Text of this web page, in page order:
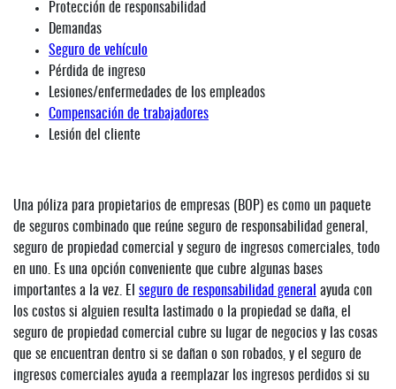
Protección de responsabilidad
Demandas
Seguro de vehículo
Pérdida de ingreso
Lesiones/enfermedades de los empleados
Compensación de trabajadores
Lesión del cliente
Una póliza para propietarios de empresas (BOP) es como un paquete
de seguros combinado que reúne seguro de responsabilidad general,
seguro de propiedad comercial y seguro de ingresos comerciales, todo
en uno. Es una opción conveniente que cubre algunas bases
importantes a la vez. El seguro de responsabilidad general ayuda con
los costos si alguien resulta lastimado o la propiedad se daña, el
seguro de propiedad comercial cubre su lugar de negocios y las cosas
que se encuentran dentro si se dañan o son robados, y el seguro de
ingresos comerciales ayuda a reemplazar los ingresos perdidos si su